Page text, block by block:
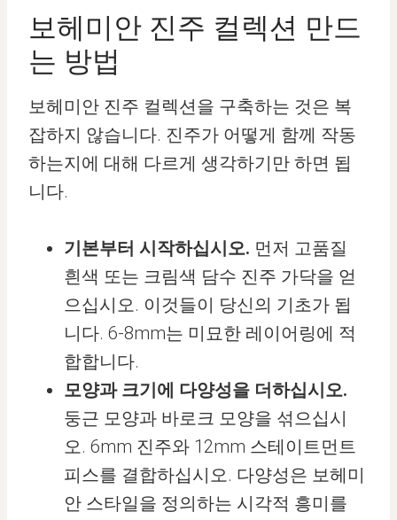
보헤미안 진주 컬렉션 만드
는 방법
보헤미안 진주 컬렉션을 구축하는 것은 복
잡하지 않습니다. 진주가 어떻게 함께 작동
하는지에 대해 다르게 생각하기만 하면 됩
니다.
기본부터 시작하십시오. 먼저 고품질
흰색 또는 크림색 담수 진주 가닥을 얻
으십시오. 이것들이 당신의 기초가 됩
니다. 6-8mm는 미묘한 레이어링에 적
합합니다.
모양과 크기에 다양성을 더하십시오.
둥근 모양과 바로크 모양을 섞으십시
오. 6mm 진주와 12mm 스테이트먼트
피스를 결합하십시오. 다양성은 보헤미
안 스타일을 정의하는 시각적 흥미를